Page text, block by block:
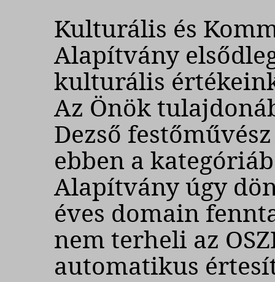
Kulturális és
Alapítvány
kulturális
Az Önök
Dezső
ebben a
Alapítvány úgy
éves domain
nem terheli az
automatikus